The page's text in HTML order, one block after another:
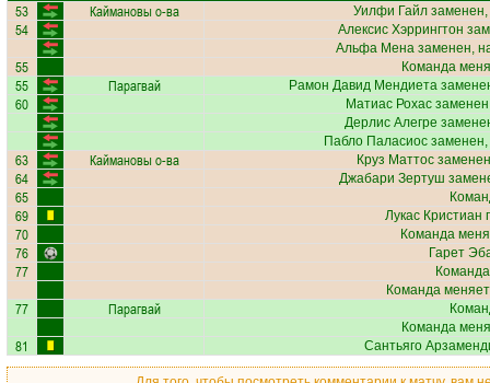
53 Каймановы о-ва Уилфи Гайлзаменен,
54 Алексис Хэррингтон
Альфа Меназаменен,
55 Команда
55 Парагвай Рамон Давид Мендиета
60 Матиас Рохас
Дерлис Алегре
Пабло Паласиос
63 Каймановы о-ва Круз Маттос
64 Джабари Зертуш
65
69 Лукас Кристиан
70 Команда
76 Гарет
77
Команда
77 Парагвай
Команда
81 Сантьяго